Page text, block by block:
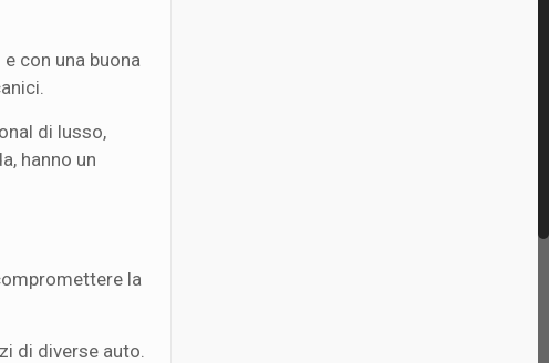
con una buona
di lusso,
hanno un
la
di diverse auto.